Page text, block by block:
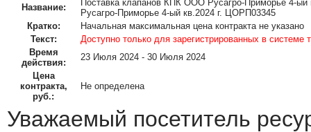
Название:
Поставка клапанов КПК ООО Русагро-Приморье 4-
Русагро-Приморье 4-ый кв.2024 г. ЦОРП03345
Кратко:
Начальная максимальная цена контракта не указано
Текст:
Доступно только для зарегистрированных в системе
Время
действия:
23 Июля 2024 - 30 Июля 2024
Цена
контракта,
руб.:
Не определена
Уважаемый посетитель